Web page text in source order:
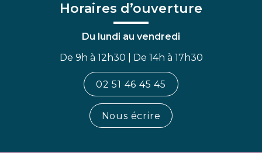
Horaires d’ouverture
Du lundi au vendredi
De 9h à 12h30 | De 14h à 17h30
02 51 46 45 45
Nous écrire